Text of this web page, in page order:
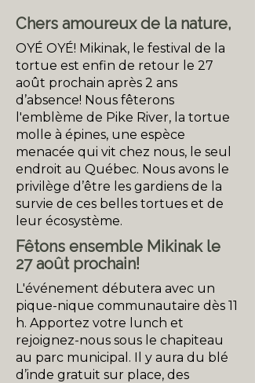
Chers amoureux de la nature,
OYÉ OYÉ! Mikinak, le festival de la
tortue est enfin de retour le 27
août prochain après 2 ans
d’absence! Nous fêterons
l'emblème de Pike River, la tortue
molle à épines, une espèce
menacée qui vit chez nous, le seul
endroit au Québec. Nous avons le
privilège d’être les gardiens de la
survie de ces belles tortues et de
leur écosystème.
Fêtons ensemble Mikinak le
27 août prochain!
L'événement débutera avec un
pique-nique communautaire dès 11
h. Apportez votre lunch et
rejoignez-nous sous le chapiteau
au parc municipal. Il y aura du blé
d’inde gratuit sur place, des